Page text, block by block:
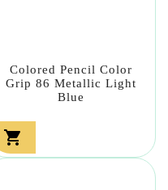
Colored Pencil Color
Grip 86 Metallic Light
Blue
